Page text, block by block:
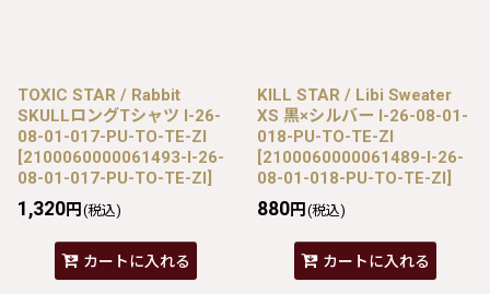
TOXIC STAR / Rabbit
SKULLロングTシャツ I-26-
08-01-017-PU-TO-TE-ZI
[2100060000061493-I-26-
08-01-017-PU-TO-TE-ZI]
1,320円 (税込)
カートに入れる
KILL STAR / Libi Sweater
XS 黒×シルバー I-26-08-01-
018-PU-TO-TE-ZI
[2100060000061489-I-26-
08-01-018-PU-TO-TE-ZI]
880円 (税込)
カートに入れる